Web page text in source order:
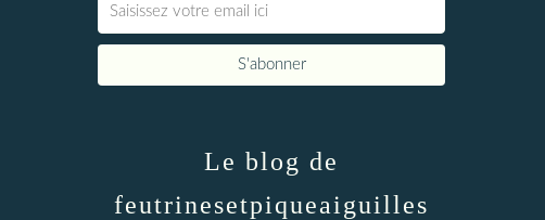
Le blog de
feutrinesetpiqueaiguilles